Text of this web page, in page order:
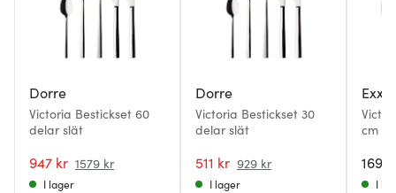
Dorre
Victoria Bestickset 60
delar slät
947 kr 1579 kr
I lager
Dorre
Victoria Bestickset 30
delar slät
511 kr 929 kr
I lager
cm vit
169
I